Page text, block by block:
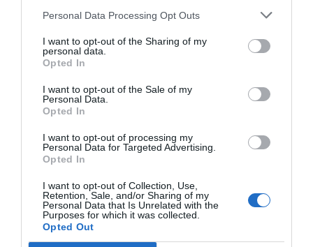
Personal Data Processing Opt Outs
I want to opt-out of the Sharing of my
personal data.
Opted In
I want to opt-out of the Sale of my
Personal Data.
Opted In
I want to opt-out of processing my
Personal Data for Targeted Advertising.
Opted In
I want to opt-out of Collection, Use,
Retention, Sale, and/or Sharing of my
Personal Data that Is Unrelated with the
Purposes for which it was collected.
Opted Out
Medel:4.4 (5röster)
Uppskattat näringsvärde per portion:
Publicerat:2010-04-28 Uppdaterat: 2019-10-10
Författare:Henrik
Jag är matskribent samt kock
med en fil. kand i
Måltidsvetenskap från